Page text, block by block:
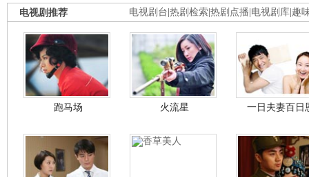
电视剧台 热剧检索 热剧点播 电视剧库 趣
电视剧推荐
跑马场 火流星 一日夫妻百日